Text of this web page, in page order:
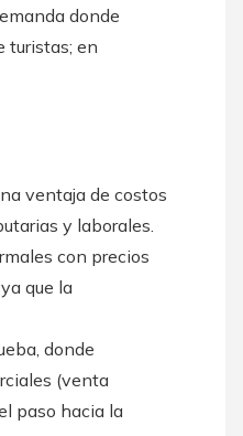
donde
turistas; en
ventaja de costos
y laborales.
con precios
que la
donde
(venta
paso hacia la